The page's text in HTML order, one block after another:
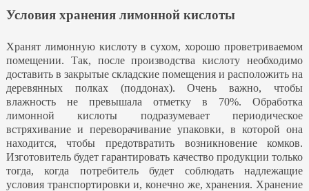
Условия хранения лимонной кислоты
Хранят лимонную кислоту в сухом, хорошо проветриваемом
помещении. Так, после производства кислоту необходимо
доставить в закрытые складские помещения и расположить на
деревянных полках (поддонах). Очень важно, чтобы
влажность не превышала отметку в 70%. Обработка
лимонной кислоты подразумевает периодическое
встряхивание и переворачивание упаковки, в которой она
находится, чтобы предотвратить возникновение комков.
Изготовитель будет гарантировать качество продукции только
тогда, когда потребитель будет соблюдать надлежащие
условия транспортировки и, конечно же, хранения. Хранение